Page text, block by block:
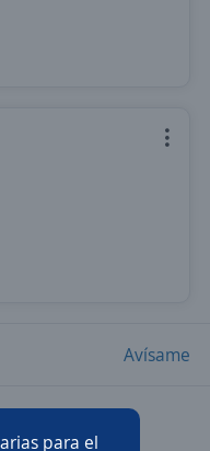
para el
Avísame